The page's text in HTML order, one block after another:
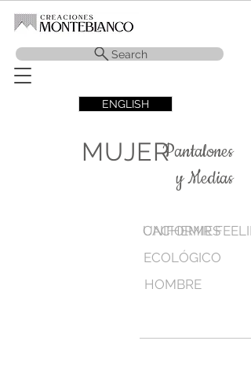
Search
ENGLISH
MUJERPantalones
y Medias
CACHEMIR
ECOLÓGICO
HOMBRE
UNIFORMES